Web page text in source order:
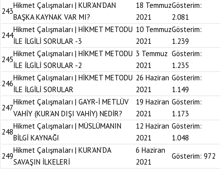
243
Hikmet Çalışmaları | KUR’AN’DAN
BAŞKA KAYNAK VAR MI?
18 Temmuz
2021
Gösterim:
2.081
244
Hikmet Çalışmaları | HİKMET METODU
İLE İLGİLİ SORULAR -3
10 Temmuz
2021
Gösterim:
1.239
245
Hikmet Çalışmaları | HİKMET METODU
İLE İLGİLİ SORULAR -2
3 Temmuz
2021
Gösterim:
1.235
246
Hikmet Çalışmaları | HİKMET METODU
İLE İLGİLİ SORULAR
26 Haziran
2021
Gösterim:
1.149
247
Hikmet Çalışmaları | GAYR-İ METLÜV
VAHİY (KUR’AN DIŞI VAHİY) NEDİR?
19 Haziran
2021
Gösterim:
1.173
248
Hikmet Çalışmaları | MÜSLÜMANIN
BİLGİ KAYNAĞI
12 Haziran
2021
Gösterim:
1.048
249
Hikmet Çalışmaları | KUR’AN’DA
SAVAŞIN İLKELERİ
6 Haziran
2021
Gösterim: 972